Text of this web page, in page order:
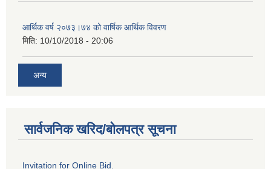
आर्थिक वर्ष २०७३।७४ को वार्षिक आर्थिक विवरण
मिति: 10/10/2018 - 20:06
अन्य
सार्वजनिक खरिद/बोलपत्र सूचना
Invitation for Online Bid.